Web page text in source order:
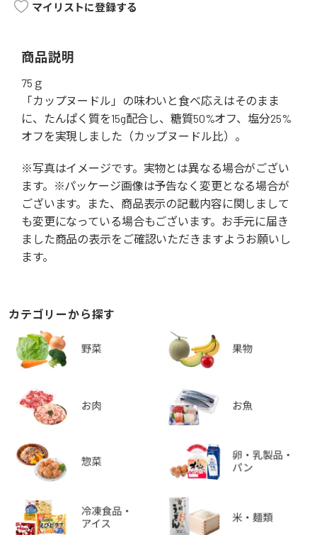
マイリストに登録する
商品説明
75ｇ
「カップヌードル」の味わいと食べ応えはそのまま
に、たんぱく質を15g配合し、糖質50%オフ、塩分25%
オフを実現しました（カップヌードル比）。
※写真はイメージです。実物とは異なる場合がござい
ます。※パッケージ画像は予告なく変更となる場合が
ございます。また、商品表示の記載内容に関しまして
も変更になっている場合もございます。お手元に届き
ました商品の表示をご確認いただきますようお願いし
ます。
カテゴリーから探す